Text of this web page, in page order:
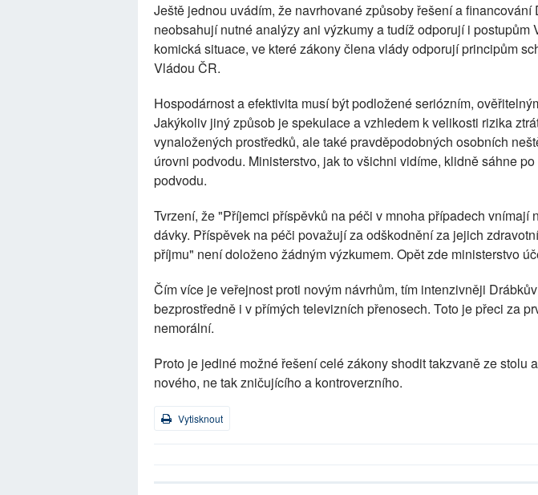
Ještě jednou uvádím, že navrhované způsoby řešení a financování
neobsahují nutné analýzy ani výzkumy a tudíž odporují i postupům
komická situace, ve které zákony člena vlády odporují principům
Vládou ČR.
Hospodárnost a efektivita musí být podložené seriózním,
Jakýkoliv jiný způsob je spekulace a vzhledem k velikosti rizika
vynaložených prostředků, ale také pravděpodobných osobních
úrovni podvodu. Ministerstvo, jak to všichni vidíme, klidně sáhne
podvodu.
Tvrzení, že "Příjemci příspěvků na péči v mnoha případech vnímají
dávky. Příspěvek na péči považují za odškodnění za jejich
příjmu" není doloženo žádným výzkumem. Opět zde ministerstvo
Čím více je veřejnost proti novým návrhům, tím intenzivněji
bezprostředně i v přímých televizních přenosech. Toto je přeci za
nemorální.
Proto je jediné možné řešení celé zákony shodit takzvaně ze stolu
nového, ne tak zničujícího a kontroverzního.
Vytisknout